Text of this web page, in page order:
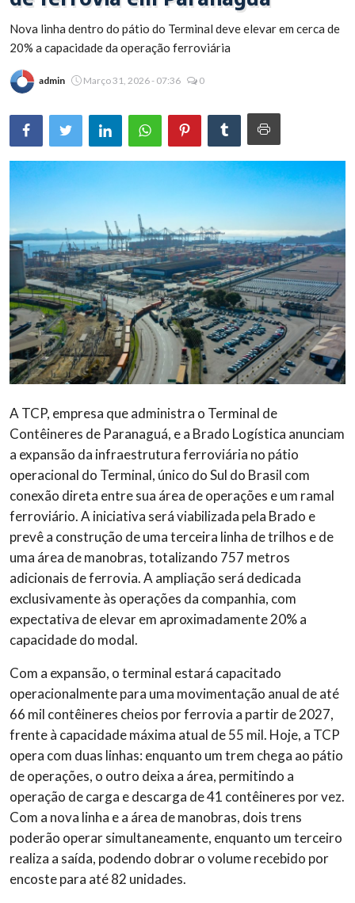
Brasil
Nova linha dentro do pátio do Terminal deve elevar em cerca de
20% a capacidade da operação ferroviária
admin Março 31, 2026 - 07:36 0
A TCP, empresa que administra o Terminal de
Contêineres de Paranaguá, e a Brado Logística anunciam
a expansão da infraestrutura ferroviária no pátio
operacional do Terminal, único do Sul do Brasil com
conexão direta entre sua área de operações e um ramal
ferroviário. A iniciativa será viabilizada pela Brado e
prevê a construção de uma terceira linha de trilhos e de
uma área de manobras, totalizando 757 metros
adicionais de ferrovia. A ampliação será dedicada
exclusivamente às operações da companhia, com
expectativa de elevar em aproximadamente 20% a
capacidade do modal.
Com a expansão, o terminal estará capacitado
operacionalmente para uma movimentação anual de até
66 mil contêineres cheios por ferrovia a partir de 2027,
frente à capacidade máxima atual de 55 mil. Hoje, a TCP
opera com duas linhas: enquanto um trem chega ao pátio
de operações, o outro deixa a área, permitindo a
operação de carga e descarga de 41 contêineres por vez.
Com a nova linha e a área de manobras, dois trens
poderão operar simultaneamente, enquanto um terceiro
realiza a saída, podendo dobrar o volume recebido por
encoste para até 82 unidades.